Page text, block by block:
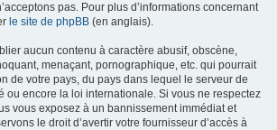
pas. Pour plus d’informations concernant
le site de phpBB (en anglais).
aucun contenu à caractère abusif, obscène,
menaçant, pornographique, etc. qui pourrait
de votre pays, du pays dans lequel le serveur de
ou encore la loi internationale. Si vous ne respectez
vous exposez à un bannissement immédiat et
le droit d’avertir votre fournisseur d’accès à